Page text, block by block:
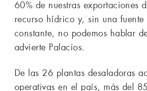
60% de nuestras exportaciones
recurso hídrico y, sin una fuente
constante, no podemos hablar
advierte Palacios.
De las 26 plantas desaladoras
operativas en el país, más del